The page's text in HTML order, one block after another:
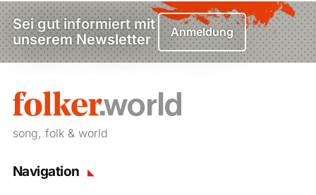
Sei gut informiert mit
unserem Newsletter
Anmeldung
song, folk & world
Navigation